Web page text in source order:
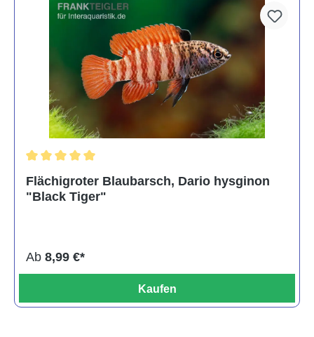
Flächigroter Blaubarsch, Dario hysginon
"Black Tiger"
Ab 8,99 €*
Kaufen